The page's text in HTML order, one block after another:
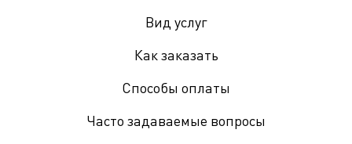
Вид услуг
Как заказать
Способы оплаты
Часто задаваемые вопросы